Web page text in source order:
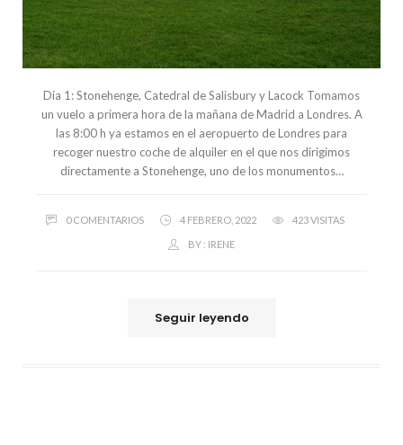
Día 1: Stonehenge, Catedral de Salisbury y Lacock Tomamos
un vuelo a primera hora de la mañana de Madrid a Londres. A
las 8:00 h ya estamos en el aeropuerto de Londres para
recoger nuestro coche de alquiler en el que nos dirigimos
directamente a Stonehenge, uno de los monumentos…
0 COMENTARIOS 4 FEBRERO, 2022 423 VISITAS
BY : IRENE
Seguir leyendo